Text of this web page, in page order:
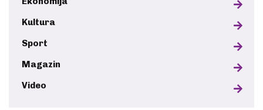
Kultura
Sport
Magazin
Video